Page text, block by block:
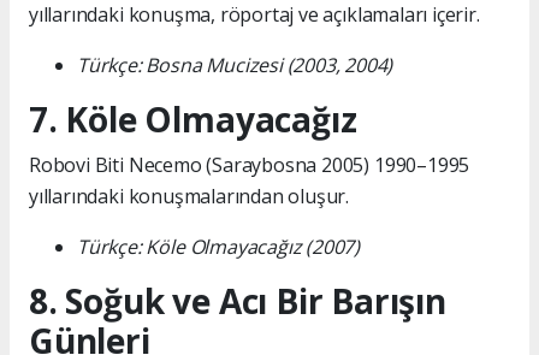
yıllarındaki konuşma, röportaj ve açıklamaları içerir.
Türkçe: Bosna Mucizesi (2003, 2004)
7. Köle Olmayacağız
Robovi Biti Necemo (Saraybosna 2005) 1990–1995
yıllarındaki konuşmalarından oluşur.
Türkçe: Köle Olmayacağız (2007)
8. Soğuk ve Acı Bir Barışın
Günleri